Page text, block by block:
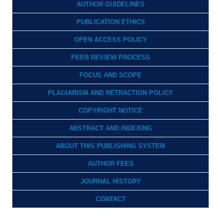
AUTHOR GUIDELINES
PUBLICATION ETHICS
OPEN ACCESS POLICY
PEER REVIEW PROCESS
FOCUS AND SCOPE
PLAGIARISM AND RETRACTION POLICY
COPYRIGHT NOTICE
ABSTRACT AND INDEXING
ABOUT THIS PUBLISHING SYSTEM
AUTHOR FEES
JOURNAL HISTORY
CONTACT